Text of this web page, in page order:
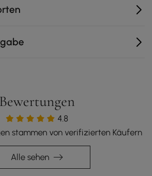
Bewertungen
4.8
stammen von verifizierten Käufern
Alle sehen